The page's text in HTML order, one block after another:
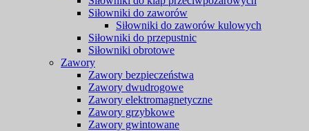
Siłowniki do zaworów
Siłowniki do zaworów kulowych
Siłowniki do przepustnic
Siłowniki obrotowe
Zawory
Zawory bezpieczeństwa
Zawory dwudrogowe
Zawory elektromagnetyczne
Zawory grzybkowe
Zawory gwintowane